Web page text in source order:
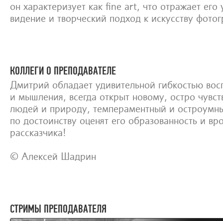
он характеризует как fine art, что отражает его
видение и творческий подход к искусству
КОЛЛЕГИ О ПРЕПОДАВАТЕЛЕ
Дмитрий обладает удивительной гибкостью
и мышления, всегда открыт новому, остро
людей и природу, темпераментный и
по достоинству оценят его образованность и
рассказчика!
© Алексей Шадрин
СТРИМЫ ПРЕПОДАВАТЕЛЯ